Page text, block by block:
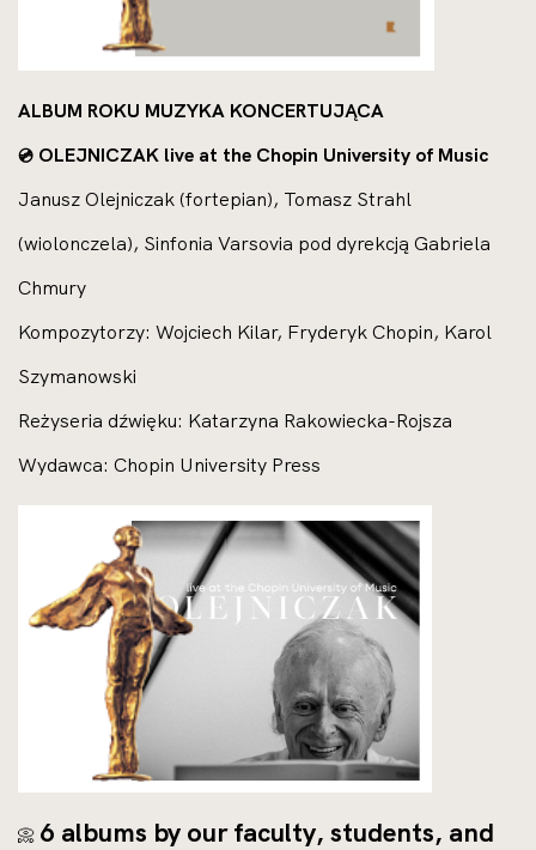
ALBUM ROKU MUZYKA KONCERTUJĄCA
💿 OLEJNICZAK live at the Chopin University of Music
Janusz Olejniczak (fortepian), Tomasz Strahl
(wiolonczela), Sinfonia Varsovia pod dyrekcją Gabriela
Chmury
Kompozytorzy: Wojciech Kilar, Fryderyk Chopin, Karol
Szymanowski
Reżyseria dźwięku: Katarzyna Rakowiecka-Rojsza
Wydawca: Chopin University Press
📀 6 albums by our faculty, students, and